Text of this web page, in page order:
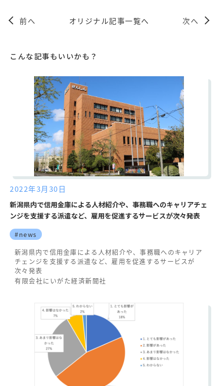
前へ オリジナル記事一覧へ 次へ
こんな記事もいいかも？
2022年3月30日
新潟県内で信用金庫による人材紹介や、事務職へのキャリアチェ
ンジを支援する派遣など、雇用を促進するサービスが次々発表
#news
新潟県内で信用金庫による人材紹介や、事務職へのキャリア
チェンジを支援する派遣など、雇用を促進するサービスが
次々発表
有限会社にいがた経済新聞社